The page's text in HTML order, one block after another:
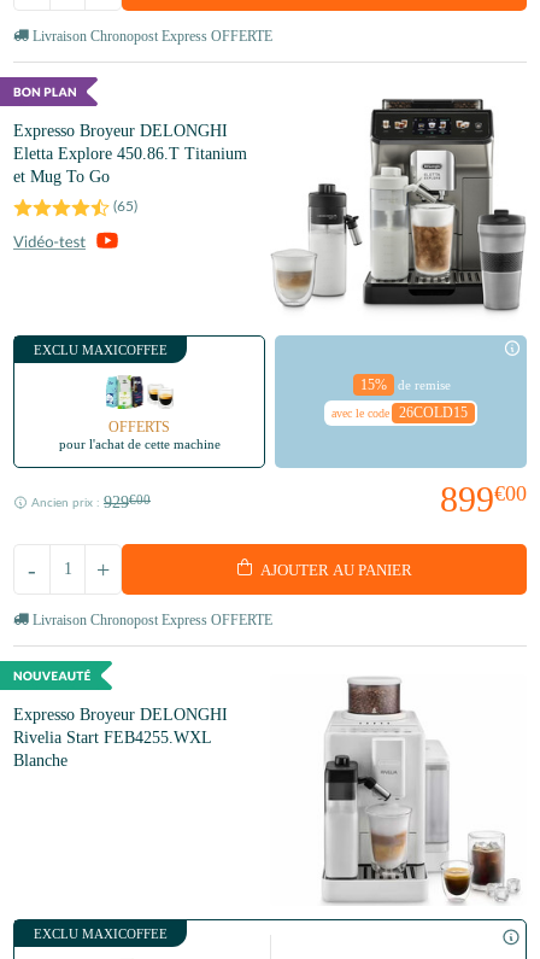
Livraison Chronopost Express OFFERTE
Expresso Broyeur DELONGHI
Eletta Explore 450.86.T Titanium
et Mug To Go
(65)
EXCLU MAXICOFFEE
OFFERTS
pour l'achat de cette machine
15% de remise
avec le code 26COLD15
899€00
Ancien prix : 929€00
+
- AJOUTER AU PANIER
Livraison Chronopost Express OFFERTE
Expresso Broyeur DELONGHI
Rivelia Start FEB4255.WXL
Blanche
EXCLU MAXICOFFEE